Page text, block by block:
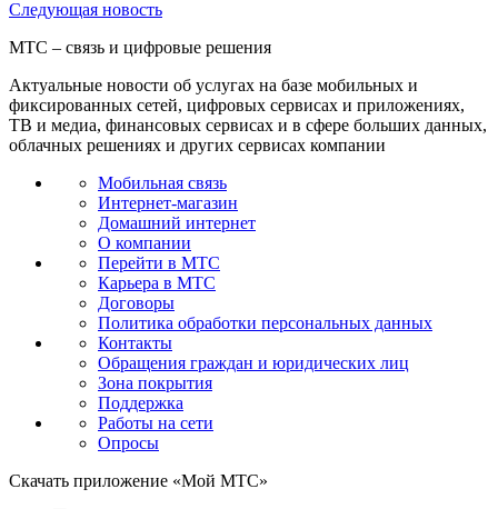
Следующая новость
МТС – связь и цифровые решения
Актуальные новости об услугах на базе мобильных и
фиксированных сетей, цифровых сервисах и приложениях,
ТВ и медиа, финансовых сервисах и в сфере больших данных,
облачных решениях и других сервисах компании
Мобильная связь
Интернет-магазин
Домашний интернет
О компании
Перейти в МТС
Карьера в МТС
Договоры
Политика обработки персональных данных
Контакты
Обращения граждан и юридических лиц
Зона покрытия
Поддержка
Работы на сети
Опросы
Скачать приложение «Мой МТС»